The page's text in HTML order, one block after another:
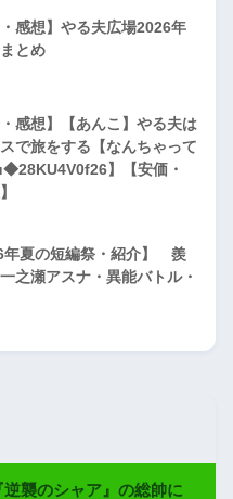
・感想】やる夫広場2026年
とめ
・感想】【あんこ】やる夫は
で旅をする【なんちゃって
】【安価・
年夏の短編祭・紹介】 羨
之瀬アスナ・異能バトル・